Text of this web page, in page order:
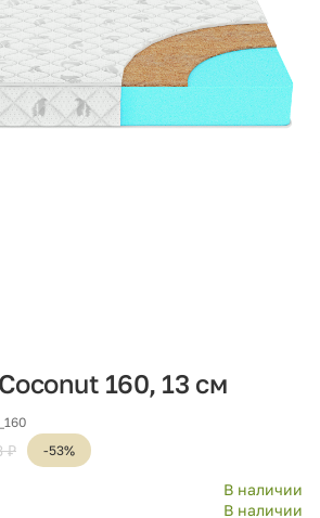
160, 13 см
₽ -53%
В наличии
В наличии